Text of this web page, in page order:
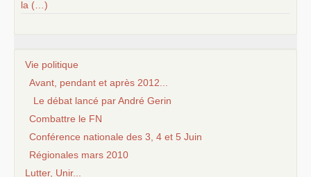
la (…)
Vie politique
Avant, pendant et après 2012...
Le débat lancé par André Gerin
Combattre le FN
Conférence nationale des 3, 4 et 5 Juin
Régionales mars 2010
Lutter, Unir...